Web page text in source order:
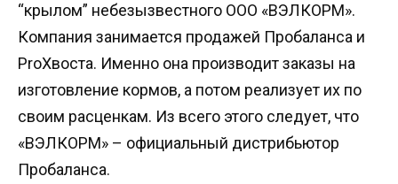
“крылом” небезызвестного ООО «ВЭЛКОРМ».
Компания занимается продажей Пробаланса и
ProХвоста. Именно она производит заказы на
изготовление кормов, а потом реализует их по
своим расценкам. Из всего этого следует, что
«ВЭЛКОРМ» – официальный дистрибьютор
Пробаланса.